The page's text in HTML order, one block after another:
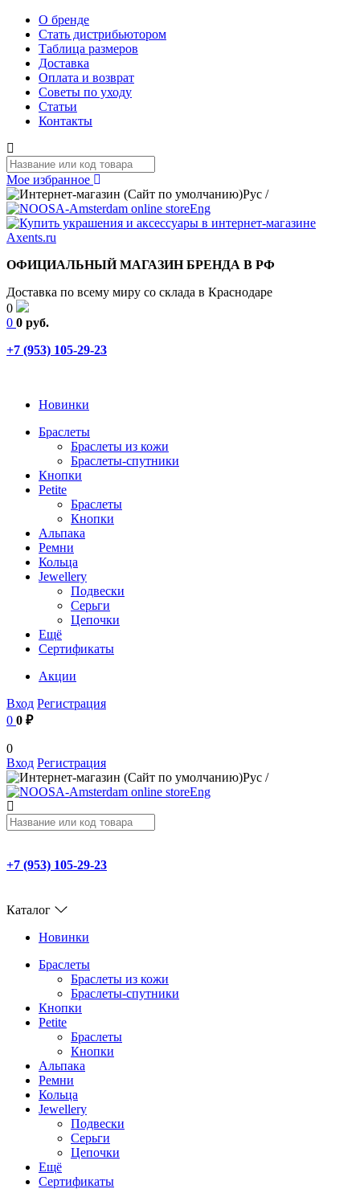
О бренде
Стать дистрибьютором
Таблица размеров
Доставка
Оплата и возврат
Советы по уходу
Статьи
Контакты
Мое избранное
Рус /
Eng
ОФИЦИАЛЬНЫЙ МАГАЗИН БРЕНДА В РФ
Доставка по всему миру со склада в Краснодаре
0
0 0 руб.
+7 (953) 105-29-23
Новинки
Браслеты
Браслеты из кожи
Браслеты-спутники
Кнопки
Petite
Браслеты
Кнопки
Альпака
Ремни
Кольца
Jewellery
Подвески
Серьги
Цепочки
Ещё
Сертификаты
Акции
Вход Регистрация
0 0 ₽
0
Вход Регистрация
Рус /
Eng
+7 (953) 105-29-23
Каталог
Новинки
Браслеты
Браслеты из кожи
Браслеты-спутники
Кнопки
Petite
Браслеты
Кнопки
Альпака
Ремни
Кольца
Jewellery
Подвески
Серьги
Цепочки
Ещё
Сертификаты